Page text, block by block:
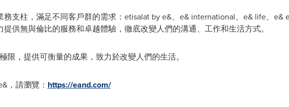
務支柱，滿足不同客戶群的需求：etisalat by e&、e& international、e& life、e&
供無與倫比的服務和卓越體驗，徹底改變人們的溝通、工作和生活方式。
限，提供可衡量的成果，致力於改變人們的生活。
，請瀏覽： https://eand.com/